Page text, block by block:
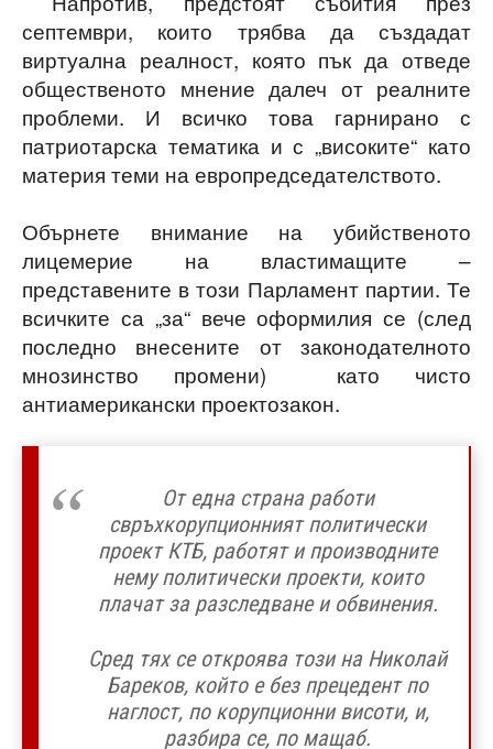
септември, които трябва да създадат
виртуална реалност, която пък да отведе
общественото мнение далеч от реалните
проблеми. И всичко това гарнирано с
патриотарска тематика и с „високите“ като
материя теми на европредседателството.
Обърнете внимание на убийственото
лицемерие на властимащите –
представените в този Парламент партии. Те
всичките са „за“ вече оформилия се (след
последно внесените от законодателното
мнозинство промени) като чисто
антиамерикански проектозакон.
От една страна работи
свръхкорупционният политически
проект КТБ, работят и производните
нему политически проекти, които
плачат за разследване и обвинения.
Сред тях се откроява този на Николай
Бареков, който е без прецедент по
наглост, по корупционни висоти, и,
разбира се, по мащаб.